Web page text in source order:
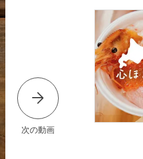
次の動画